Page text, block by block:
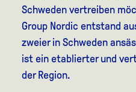
Schweden vertreiben
Group Nordic entstand
zweier in Schweden
ist ein etablierter und
der Region.